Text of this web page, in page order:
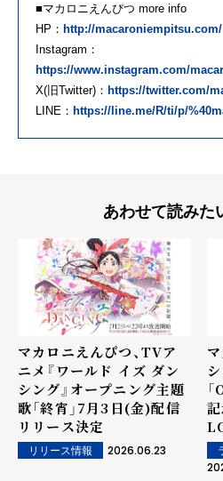
■マカロニえんぴつ more info
HP： http://macaroniempitsu.com/
Instagram：
https://www.instagram.com/
X(旧Twitter)： https://twitter.com/
LINE： https://line.me/R/ti/p/
あわせて読みた
マカロニえんぴつ、TVア
ニメ『ワールド イズ ダン
シング』オープニング主題
歌「終宵」7月3日(金)配信
リリース決定
リリース情報 2026.06.23
催